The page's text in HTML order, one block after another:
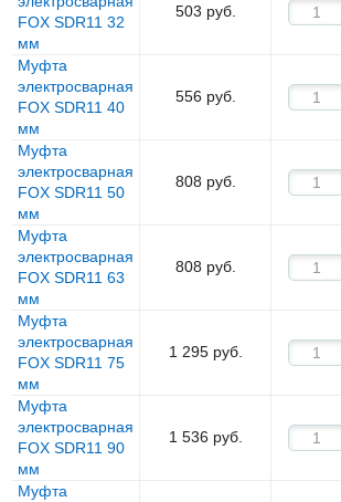
FOX SDR11 32
мм
503 руб.
Муфта
электросварная
FOX SDR11 40
мм
556 руб.
Муфта
электросварная
FOX SDR11 50
мм
808 руб.
Муфта
электросварная
FOX SDR11 63
мм
808 руб.
Муфта
электросварная
FOX SDR11 75
мм
1 295руб.
Муфта
электросварная
FOX SDR11 90
мм
1 536 руб.
Муфта